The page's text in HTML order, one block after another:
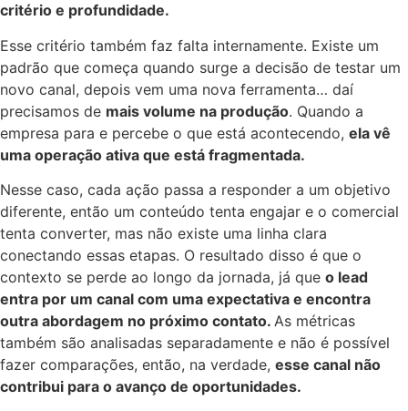
critério e profundidade.
Esse critério também faz falta internamente. Existe um
padrão que começa quando surge a decisão de testar um
novo canal, depois vem uma nova ferramenta… daí
precisamos de mais volume na produção. Quando a
empresa para e percebe o que está acontecendo, ela vê
uma operação ativa que está fragmentada.
Nesse caso, cada ação passa a responder a um objetivo
diferente, então um conteúdo tenta engajar e o comercial
tenta converter, mas não existe uma linha clara
conectando essas etapas. O resultado disso é que o
contexto se perde ao longo da jornada, já que o lead
entra por um canal com uma expectativa e encontra
outra abordagem no próximo contato. As métricas
também são analisadas separadamente e não é possível
fazer comparações, então, na verdade, esse canal não
contribui para o avanço de oportunidades.